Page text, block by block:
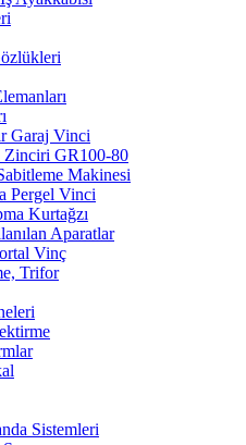
Garaj Vinci
GR100-80
Makinesi
Pergel Vinci
Kurtağzı
Aparatlar
Vinç
Trifor
Sistemleri